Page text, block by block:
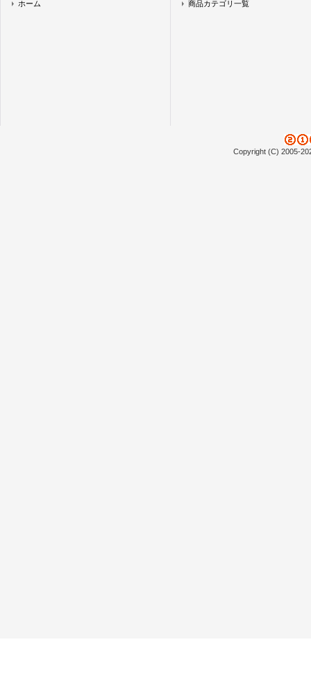
ホーム 商品カテゴリ一覧
Copyright (C) 2005-